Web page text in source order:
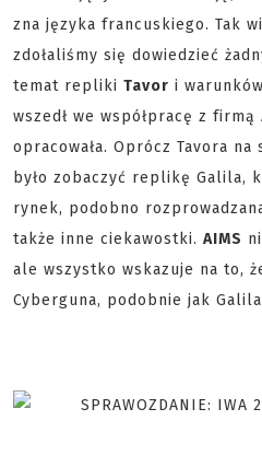
zna języka francuskiego. Tak
zdołaliśmy się dowiedzieć
temat repliki Tavor i
wszedł we współpracę z
opracowała. Oprócz Tavora
było zobaczyć replikę Galila,
rynek, podobno
także inne ciekawostki. AIMS
ale wszystko wskazuje na to,
Cyberguna, podobnie jak